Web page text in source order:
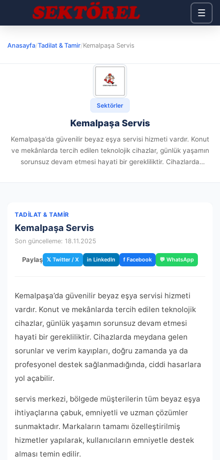
☰
Anasayfa/Tadilat & Tamir/Kemalpaşa Servis
Sektörler
Kemalpaşa Servis
Kemalpaşa’da güvenilir beyaz eşya servisi hizmeti vardır. Konut
ve mekânlarda tercih edilen teknolojik cihazlar, günlük yaşamın
sorunsuz devam etmesi hayati bir gerekliliktir. Cihazlarda
TADILAT & TAMIR
Kemalpaşa Servis
Son güncelleme: 18.11.2025
Paylaş 𝕏 Twitter / X in LinkedIn f Facebook 💬 WhatsApp
Kemalpaşa’da güvenilir beyaz eşya servisi hizmeti
vardır. Konut ve mekânlarda tercih edilen teknolojik
cihazlar, günlük yaşamın sorunsuz devam etmesi
hayati bir gerekliliktir. Cihazlarda meydana gelen
sorunlar ve verim kayıpları, doğru zamanda ya da
profesyonel destek sağlanmadığında, ciddi hasarlara
yol açabilir.
servis merkezi, bölgede müşterilerin tüm beyaz eşya
ihtiyaçlarına çabuk, emniyetli ve uzman çözümler
sunmaktadır. Markaların tamamı özelleştirilmiş
hizmetler yapılarak, kullanıcıların emniyetle destek
alması temin edilir.